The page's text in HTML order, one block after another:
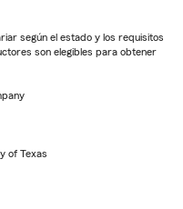
según el estado y los requisitos
son elegibles para obtener
of Texas